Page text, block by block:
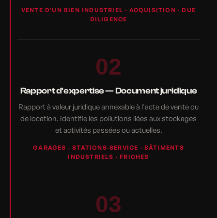
VENTE D'UN BIEN INDUSTRIEL · ACQUISITION · DUE
DILIGENCE
02
Rapport d'expertise — Document juridique
Rapport à valeur juridique annexable à l'acte de vente ou
de location. Identifie les pollutions liées aux stockages
et activités passées ou actuelles.
GARAGES · STATIONS-SERVICE · BÂTIMENTS
INDUSTRIELS · FRICHES
03